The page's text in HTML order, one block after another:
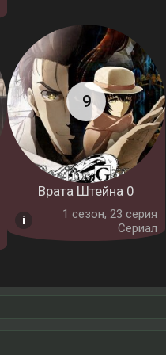
Врата Штейна 0
1 cезон, 23 серия
Сериал